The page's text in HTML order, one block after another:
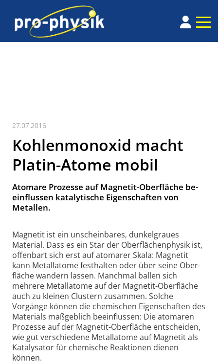
27.07.2016
Kohlenmonoxid macht
Platin-Atome mobil
Atomare Prozesse auf Magnetit-Oberfläche be­
ein­flussen kata­ly­tische Eigen­schaften von
Metallen.
Magnetit ist ein unscheinbares, dunkelgraues
Material. Dass es ein Star der Ober­flächen­physik ist,
offen­bart sich erst auf atomarer Skala: Magnetit
kann Metall­atome fest­halten oder über seine Ober­
fläche wandern lassen. Manchmal ballen sich
mehrere Metall­atome auf der Magnetit-Ober­fläche
auch zu kleinen Clustern zusammen. Solche
Vorgänge können die chemischen Eigen­schaften des
Materials maß­geblich beein­flussen: Die atomaren
Prozesse auf der Magnetit-Ober­fläche ent­scheiden,
wie gut verschiedene Metall­atome auf Magnetit als
Kata­ly­sator für chemische Reak­tionen dienen
können.